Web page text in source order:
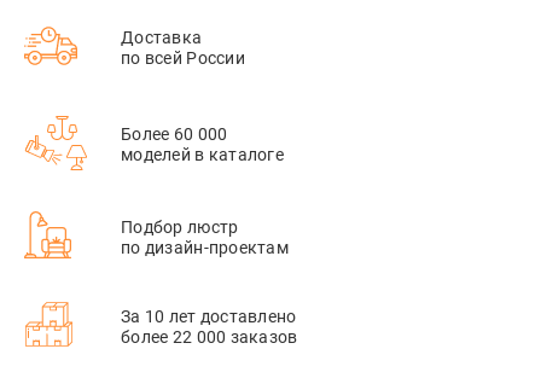
Доставка
по всей России
Более 60 000
моделей в каталоге
Подбор люстр
по дизайн-проектам
За 10 лет доставлено
более 22 000 заказов